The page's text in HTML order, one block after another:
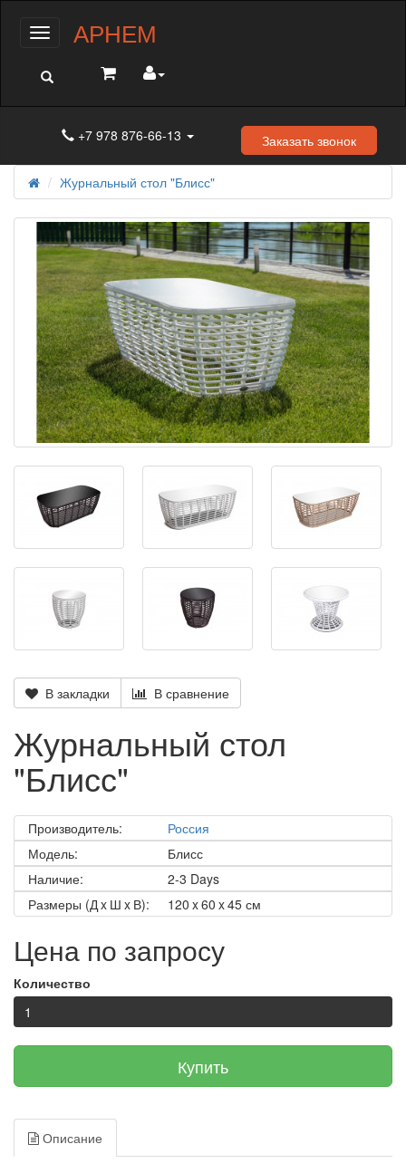
МенюАРНЕМ
+7 978 876-66-13 Заказать звонок
Журнальный стол "Блисс"
В закладки В сравнение
Журнальный стол
"Блисс"
Производитель:
Россия
Модель:
Блисс
Наличие:
2-3 Days
Размеры (Д x Ш x В):
120 x 60 x 45 см
Цена по запросу
Количество
Купить
Описание